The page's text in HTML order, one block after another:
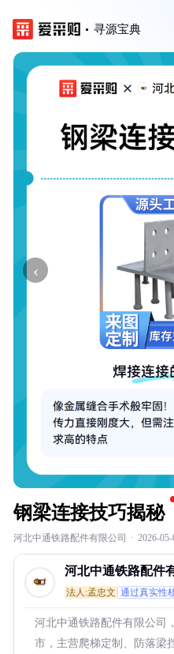
寻源宝典
‹
钢梁连接技巧揭秘
河北中通铁路配件有限公司 · 2026-
河北中通铁路配件
法人:孟忠文 通过真实性
河北中通铁路配件有限公司
市，主营爬梯定制、防落梁